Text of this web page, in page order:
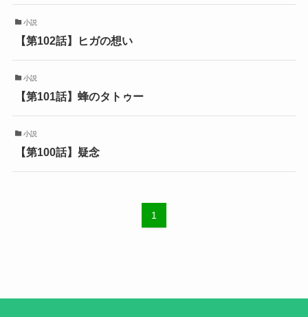
小説
【第102話】ヒガの想い
小説
【第101話】蜂のタトゥー
小説
【第100話】疑念
1